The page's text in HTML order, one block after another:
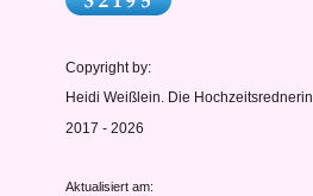
Copyright by:
Heidi Weißlein. Die Hochzeitsrednerin
2017 - 2026
Aktualisiert am: